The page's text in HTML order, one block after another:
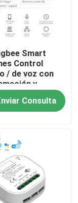
Smart
Control
/ de voz con
y
Consulta